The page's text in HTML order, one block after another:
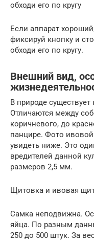
обходи его по кругу
Если аппарат
фиксируй кнопку и
обходи его по кругу.
Внешний вид,
В природе
Отличаются между
коричневого, до
панцире. Фото
увидеть ниже. Это
вредителей данной
размеров 2,5 мм.
Щитовка и ивовая
Самка неподвижна.
яйца. По разным
250 до 500 штук. За